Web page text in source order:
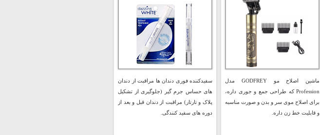
قیمت : ناموجود
توضیحات خرید پستی
ماشین اصلاح مو GODFREY مدل
Profession که طراحی جمع و جوری داره،
برای اصلاح موی سر و بدن و صورت مناسبه
و قابلیت خط زن داره.
سفیدکننده فوری دندان ها مراقبت از دندان
های حساس جرم گیر (جلوگیری از تشکیل
پلاک و تارتار) مراقبت از دندان قبل و بعد از
دوره های سفید کنندگی.